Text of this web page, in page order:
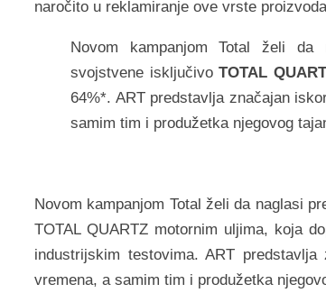
naročito u reklamiranje ove vrste
Novom kampanjom Total želi da
svojstvene isključivo TOTAL
64%*. ART predstavlja značajan
samim tim i produžetka njegovog
Novom kampanjom Total želi da naglasi
TOTAL QUARTZ motornim uljima, koja
industrijskim testovima. ART
vremena, a samim tim i produžetka